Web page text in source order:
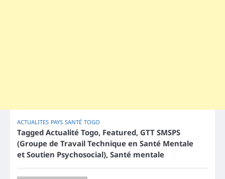
ACTUALITES PAYS SANTÉ TOGO
Tagged Actualité Togo, Featured, GTT SMSPS
(Groupe de Travail Technique en Santé Mentale
et Soutien Psychosocial), Santé mentale